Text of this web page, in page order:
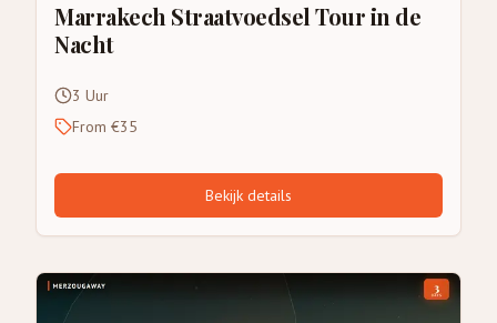
Marrakech Straatvoedsel Tour in de
Nacht
3 Uur
From €35
Bekijk details